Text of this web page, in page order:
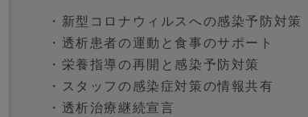
・新型コロナウィルスへの感染予防対策
・透析患者の運動と食事のサポート
・栄養指導の再開と感染予防対策
・スタッフの感染症対策の情報共有
・透析治療継続宣言